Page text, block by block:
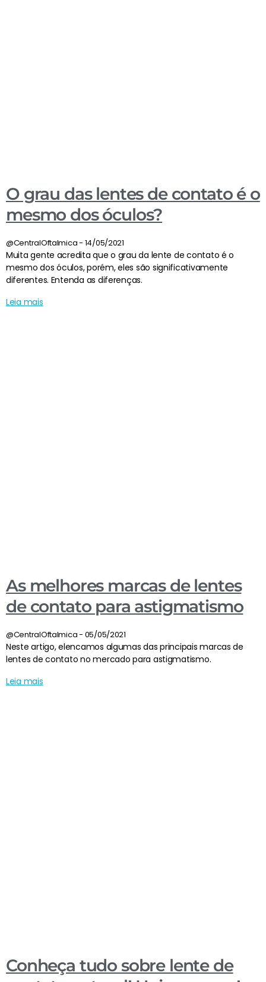
O grau das lentes de contato é o
mesmo dos óculos?
@CentralOftalmica 14/05/2021
Muita gente acredita que o grau da lente de contato é o
mesmo dos óculos, porém, eles são significativamente
diferentes. Entenda as diferenças.
Leia mais
As melhores marcas de lentes
de contato para astigmatismo
@CentralOftalmica 05/05/2021
Neste artigo, elencamos algumas das principais marcas de
lentes de contato no mercado para astigmatismo.
Leia mais
Conheça tudo sobre lente de